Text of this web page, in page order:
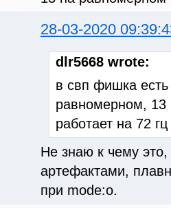
28-03-2020
dlr5668 wrote:
в свп фишка
равномерном, 13
работает на 72 гц
Не знаю к чему
артефактами,
при mode:o.